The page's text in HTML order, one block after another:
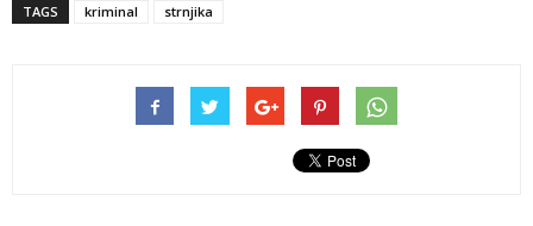
TAGS kriminal strnjika